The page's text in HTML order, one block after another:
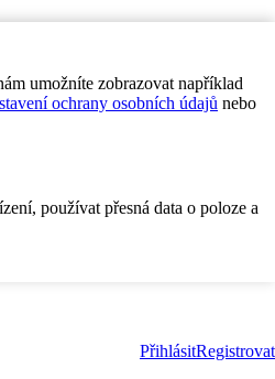
umožníte zobrazovat například
ochrany osobních údajů nebo
používat přesná data o poloze a
PřihlásitRegistrovat